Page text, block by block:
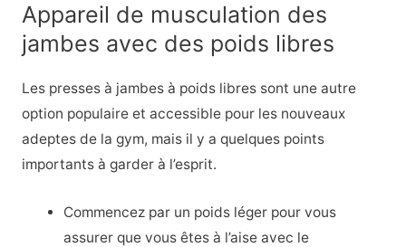
Appareil de musculation des
jambes avec des poids libres
Les presses à jambes à poids libres sont une autre
option populaire et accessible pour les nouveaux
adeptes de la gym, mais il y a quelques points
importants à garder à l’esprit.
Commencez par un poids léger pour vous
assurer que vous êtes à l’aise avec le